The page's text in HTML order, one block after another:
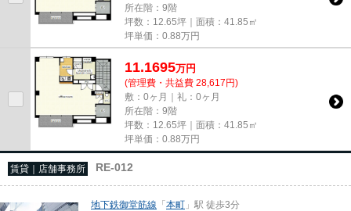
所在階：9階
坪数：12.65坪｜面積：41.85㎡
坪単価： 0.88万円
11.1695万円
(管理費・共益費 28,617円)
敷：0ヶ月｜礼：0ヶ月
所在階：9階
坪数：12.65坪｜面積：41.85㎡
坪単価： 0.88万円
賃貸｜店舗事務所 RE-012
地下鉄御堂筋線 「本町 」駅 徒歩3分